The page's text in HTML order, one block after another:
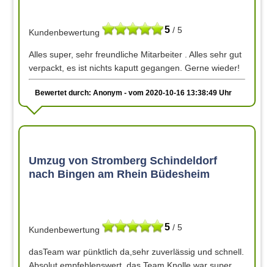
5 / 5
Kundenbewertung
Alles super, sehr freundliche Mitarbeiter . Alles sehr gut
verpackt, es ist nichts kaputt gegangen. Gerne wieder!
Bewertet durch: Anonym - vom 2020-10-16 13:38:49 Uhr
Umzug von Stromberg Schindeldorf
nach Bingen am Rhein Büdesheim
5 / 5
Kundenbewertung
dasTeam war pünktlich da,sehr zuverlässig und schnell.